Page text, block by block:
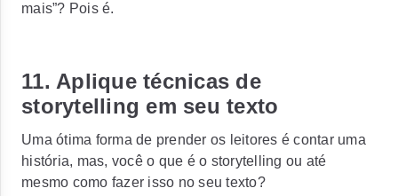
mais”? Pois é.
11. Aplique técnicas de
storytelling em seu texto
Uma ótima forma de prender os leitores é contar uma
história, mas, você o que é o storytelling ou até
mesmo como fazer isso no seu texto?